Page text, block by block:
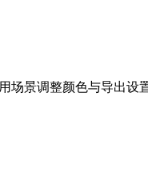
场景调整颜色与导出设